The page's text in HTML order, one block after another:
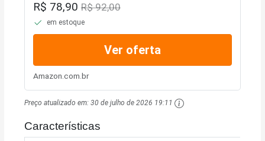
R$ 78,90R$ 92,00
em estoque
Ver oferta
Amazon.com.br
Preço atualizado em:30 de julho de 2026 19:11
Características